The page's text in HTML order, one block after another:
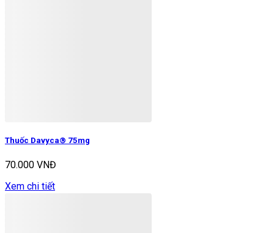
Thuốc Davyca® 75mg
70.000 VNĐ
Xem chi tiết